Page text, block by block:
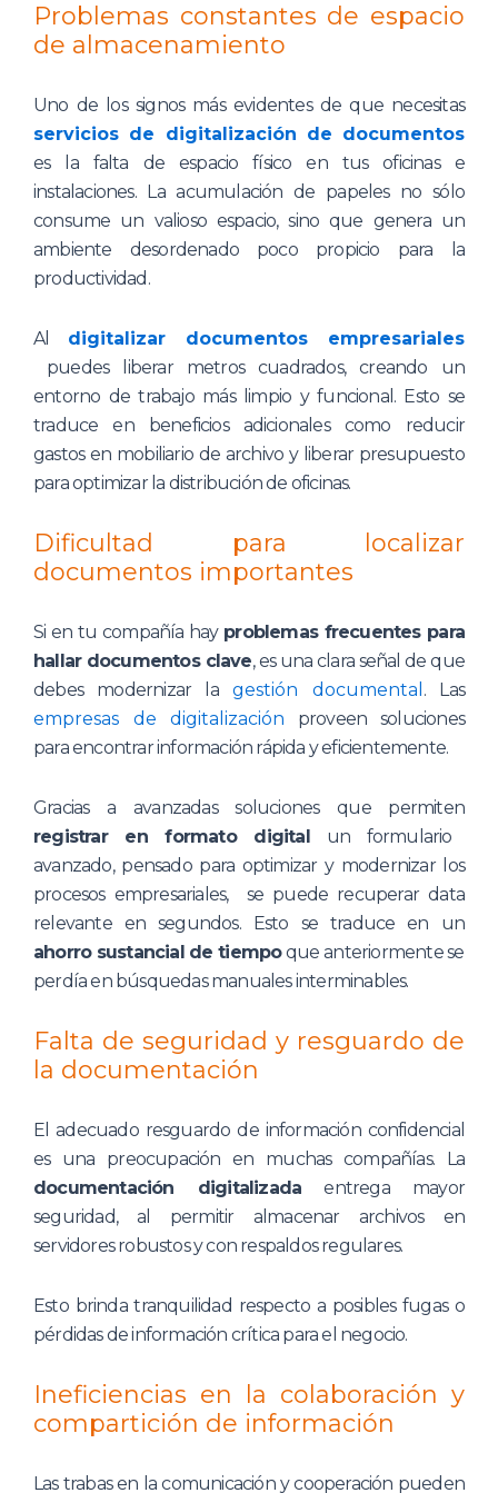
Problemas constantes de espacio
de almacenamiento
Uno de los signos más evidentes de que necesitas
servicios de digitalización de documentos
es la falta de espacio físico en tus oficinas e
instalaciones. La acumulación de papeles no sólo
consume un valioso espacio, sino que genera un
ambiente desordenado poco propicio para la
productividad.
Al digitalizar documentos empresariales
puedes liberar metros cuadrados, creando un
entorno de trabajo más limpio y funcional. Esto se
traduce en beneficios adicionales como reducir
gastos en mobiliario de archivo y liberar presupuesto
para optimizar la distribución de oficinas.
Dificultad para localizar
documentos importantes
Si en tu compañía hay problemas frecuentes para
hallar documentos clave, es una clara señal de que
debes modernizar la gestión documental . Las
empresas de digitalización proveen soluciones
para encontrar información rápida y eficientemente.
Gracias a avanzadas soluciones que permiten
registrar en formato digitalun formulario
avanzado, pensado para optimizar y modernizar los
procesos empresariales, se puede recuperar data
relevante en segundos. Esto se traduce en un
ahorro sustancial de tiempoque anteriormente se
perdía en búsquedas manuales interminables.
Falta de seguridad y resguardo de
la documentación
El adecuado resguardo de información confidencial
es una preocupación en muchas compañías. La
documentación digitalizada entrega mayor
seguridad, al permitir almacenar archivos en
servidores robustos y con respaldos regulares.
Esto brinda tranquilidad respecto a posibles fugas o
pérdidas de información crítica para el negocio.
Ineficiencias en la colaboración y
compartición de información
Las trabas en la comunicación y cooperación pueden